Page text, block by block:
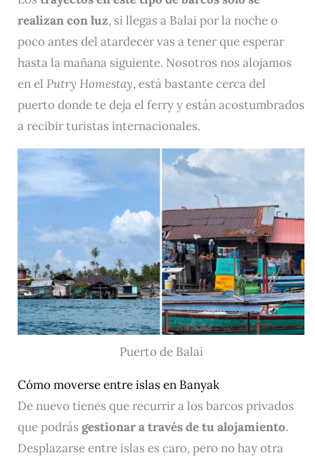
realizan con luz, si llegas a Balai por la noche o
poco antes del atardecer vas a tener que esperar
hasta la mañana siguiente. Nosotros nos alojamos
en el Putry Homestay, está bastante cerca del
puerto donde te deja el ferry y están acostumbrados
a recibir turistas internacionales.
Puerto de Balai
Cómo moverse entre islas en Banyak
De nuevo tienes que recurrir a los barcos privados
que podrás gestionar a través de tu alojamiento.
Desplazarse entre islas es caro, pero no hay otra